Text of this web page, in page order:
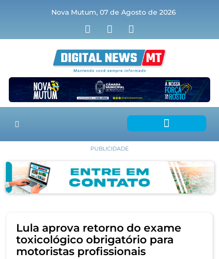
Nova Mutum, 07 de Agosto de 2026
PUBLICIDADE
Lula aprova retorno do exame
toxicológico obrigatório para
motoristas profissionais